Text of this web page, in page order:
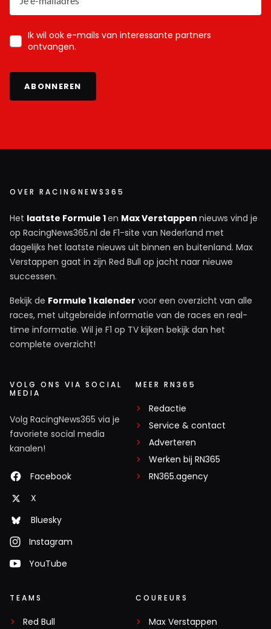
Ik wil ook e-mails van interessante partners
ontvangen.
ABONNEREN
OVER RACINGNEWS365
Het laatste Formule 1en Max Verstappen nieuws vind je
op RacingNews365.nl de F1-site van Nederland met
dagelijks het laatste nieuws uit binnen en buitenland. Max
Verstappen gaat in zijn Red Bull op jacht naar nieuwe
successen.
Bekijk de Formule 1 kalender voor een overzicht van alle
races, met uitgebreide informatie van de races en real-
time informatie. Wil je F1 op TV kijken bekijk dan het
complete overzicht!
VOLG ONS VIA SOCIAL
MEDIA
Volg RacingNews365 via je
favoriete social media
kanalen!
Facebook
X
Bluesky
Instagram
YouTube
MEER RN365
Redactie
Service & contact
Adverteren
Werken bij RN365
RN365.agency
TEAMS
Red Bull
COUREURS
Max Verstappen